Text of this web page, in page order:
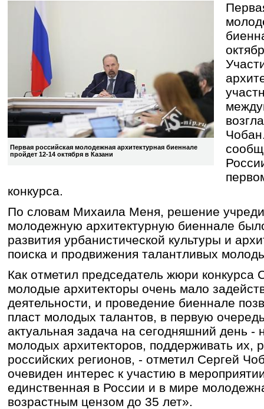
Первая российская молодежная архитектурная биеннале
пройдет 12-14 октября в Казани
конкурса.
По словам Михаила Меня, решение
молодежную архитектурную биеннале
развития урбанистической культуры и
поиска и продвижения талантливых
Как отметил председатель жюри конкурса
молодые архитекторы очень мало
деятельности, и проведение биеннале
пласт молодых талантов, в первую
актуальная задача на сегодняшний день -
молодых архитекторов, поддерживать их,
российских регионов, - отметил Сергей
очевиден интерес к участию в
единственная в России и в мире
возрастным цензом до 35 лет».